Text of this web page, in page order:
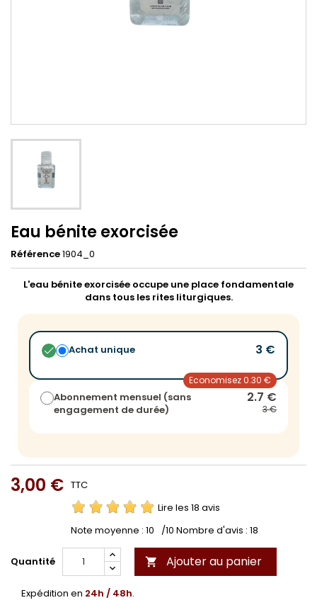
Eau bénite exorcisée
Référence1904_0
L'eau bénite exorcisée occupe une place fondamentale
dans tous les rites liturgiques.
Achat unique 3 €
Abonnement mensuel (sans
engagement de durée)
Economisez 0.30 €
2.7 €
3 €
3,00 € TTC
Lire les 18 avis
Note moyenne : 10 /10 Nombre d'avis : 18
Quantité  Ajouter au panier
Expédition en 24h / 48h.